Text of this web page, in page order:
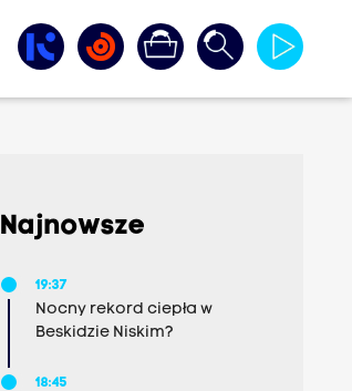
Najnowsze
19:37
Nocny rekord ciepła w
Beskidzie Niskim?
18:45